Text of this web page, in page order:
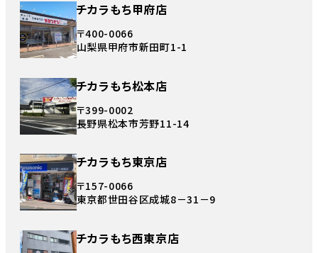
チカラもち甲府店
〒400-0066
山梨県甲府市新田町1-1
チカラもち松本店
〒399-0002
長野県松本市芳野11-14
チカラもち東京店
〒157-0066
東京都世田谷区成城8－31－9
チカラもち西東京店